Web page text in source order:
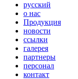
русский
о нас
Продукция
новости
ссылки
галерея
партнеры
персонал
контакт